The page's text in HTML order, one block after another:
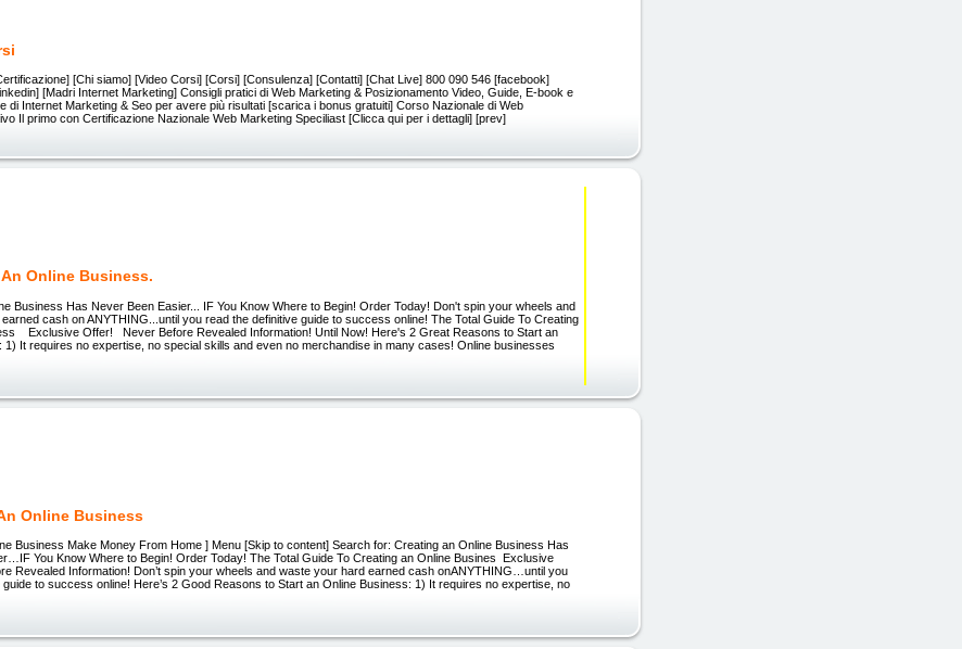
[Chi siamo] [Video Corsi] [Corsi] [Consulenza] [Contatti] [Chat Live] 800 090 546 [facebook]
[Madri Internet Marketing] Consigli pratici di Web Marketing & Posizionamento Video, Guide, E-book e
di Internet Marketing & Seo per avere più risultati [scarica i bonus gratuiti] Corso Nazionale di Web
Il primo con Certificazione Nazionale Web Marketing Speciliast [Clicca qui per i dettagli] [prev]
Online Business.
Business Has Never Been Easier... IF You Know Where to Begin! Order Today! Don't spin your wheels and
cash on ANYTHING...until you read the definitive guide to success online! The Total Guide To Creating
Exclusive Offer! Never Before Revealed Information! Until Now! Here's 2 Great Reasons to Start an
1) It requires no expertise, no special skills and even no merchandise in many cases! Online businesses
Online Business
Business Make Money From Home ] Menu [Skip to content] Search for: Creating an Online Business Has
You Know Where to Begin! Order Today! The Total Guide To Creating an Online Busines Exclusive
Revealed Information! Don’t spin your wheels and waste your hard earned cash onANYTHING…until you
guide to success online! Here’s 2 Good Reasons to Start an Online Business: 1) It requires no expertise, no